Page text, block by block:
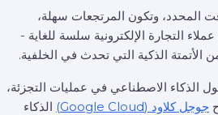
المحدد، وتكون المرتجعات سهلة،
التجارة الإلكترونية سلسة للغاية -
الأتمتة الذكية التي تحدث في الخلفية.
الاصطناعي في عمليات التجزئة،
جوجل كلاود (Google Cloud)
الذكاء